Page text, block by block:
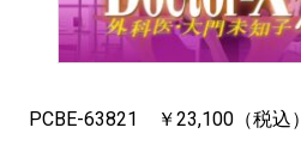
PCBE-63821 ￥23,100（税込）